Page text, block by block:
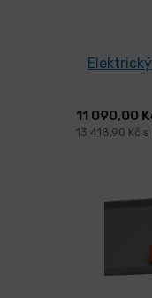
11 090,00
13 418,90 Kč s